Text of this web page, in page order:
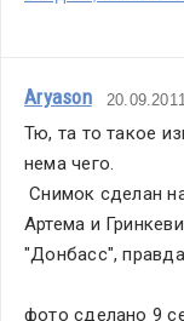
Aryason
Тю, та то такое
нема чего.
Снимок сделан
Артема и
"Донбасс",
фото сделано 9